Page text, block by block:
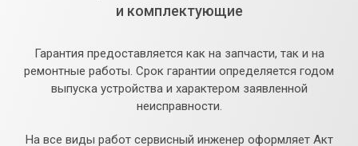
и комплектующие
Гарантия предоставляется как на запчасти, так и на
ремонтные работы. Срок гарантии определяется годом
выпуска устройства и характером заявленной
неисправности.
На все виды работ сервисный инженер оформляет Акт